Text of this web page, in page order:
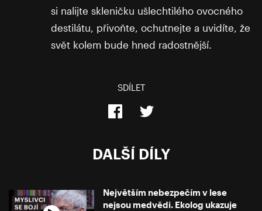
si nalijte skleničku ušlechtilého ovocného
destilátu, přivoňte, ochutnejte a uvidíte, že
svět kolem bude hned radostnější.
SDÍLET
DALŠÍ DÍLY
Největším nebezpečím v lese
nejsou medvědi. Ekolog ukazuje